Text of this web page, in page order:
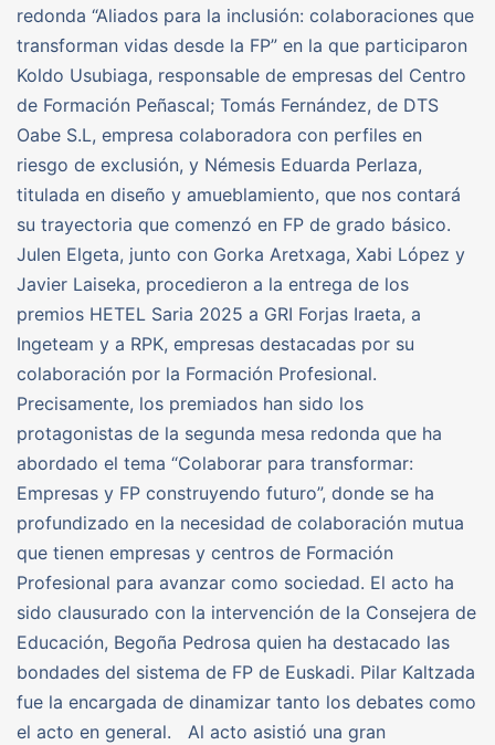
redonda “Aliados para la inclusión: colaboraciones que
transforman vidas desde la FP” en la que participaron
Koldo Usubiaga, responsable de empresas del Centro
de Formación Peñascal; Tomás Fernández, de DTS
Oabe S.L, empresa colaboradora con perfiles en
riesgo de exclusión, y Némesis Eduarda Perlaza,
titulada en diseño y amueblamiento, que nos contará
su trayectoria que comenzó en FP de grado básico.
Julen Elgeta, junto con Gorka Aretxaga, Xabi López y
Javier Laiseka, procedieron a la entrega de los
premios HETEL Saria 2025 a GRI Forjas Iraeta, a
Ingeteam y a RPK, empresas destacadas por su
colaboración por la Formación Profesional.
Precisamente, los premiados han sido los
protagonistas de la segunda mesa redonda que ha
abordado el tema “Colaborar para transformar:
Empresas y FP construyendo futuro”, donde se ha
profundizado en la necesidad de colaboración mutua
que tienen empresas y centros de Formación
Profesional para avanzar como sociedad. El acto ha
sido clausurado con la intervención de la Consejera de
Educación, Begoña Pedrosa quien ha destacado las
bondades del sistema de FP de Euskadi. Pilar Kaltzada
fue la encargada de dinamizar tanto los debates como
el acto en general. Al acto asistió una gran